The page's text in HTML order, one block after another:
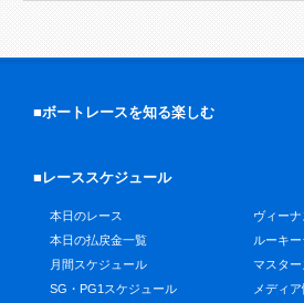
■ボートレースを知る楽しむ
■レーススケジュール
本日のレース
本日の払戻金一覧
月間スケジュール
SG・PG1スケジュール
ヴィー
ルーキ
マスタ
メディ